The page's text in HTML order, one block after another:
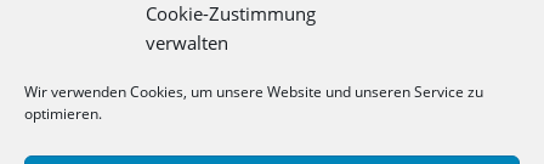
Cookie-Zustimmung
verwalten
Wir verwenden Cookies, um unsere Website und unseren Service zu
optimieren.
Sprendlingen: Überörtliche Hilfe bei Industriebrand in
Sprendlingen
Rüdesheim: Aufgerissener Dieseltank